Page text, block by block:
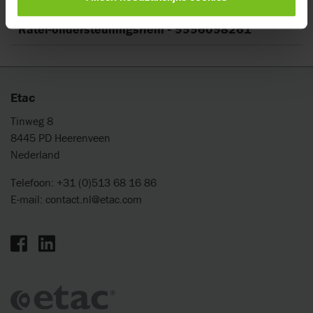
Ratel-ondersteuningsriem - 9996098261
Etac
Tinweg 8
8445 PD Heerenveen
Nederland
Telefoon: +31 (0)513 68 16 86
E-mail: contact.nl@etac.com